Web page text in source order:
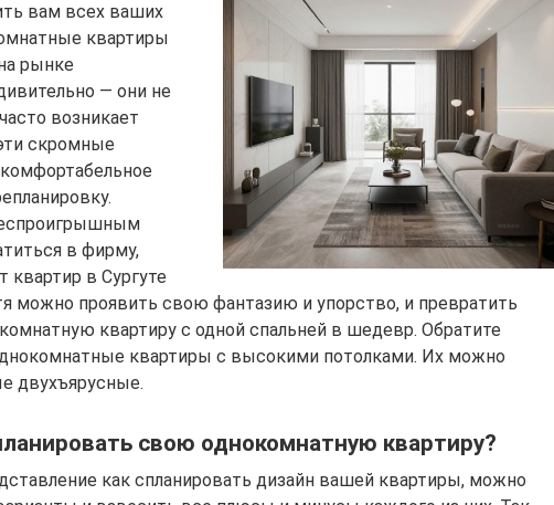
вам всех ваших
квартиры
рынке
— они не
возникает
скромные
в фирму,
в Сургуте
можно проявить свою фантазию и упорство, и превратить
квартиру с одной спальней в шедевр. Обратите
квартиры с высокими потолками. Их можно
двухъярусные.
свою однокомнатную квартиру?
как спланировать дизайн вашей квартиры, можно